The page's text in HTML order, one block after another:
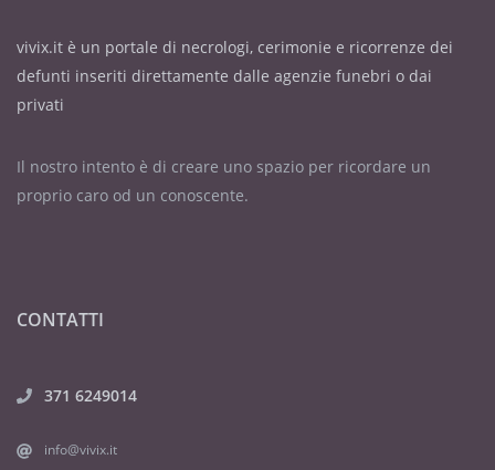
vivix.it è un portale di necrologi, cerimonie e ricorrenze dei
defunti inseriti direttamente dalle agenzie funebri o dai
privati
Il nostro intento è di creare uno spazio per ricordare un
proprio caro od un conoscente.
CONTATTI
371 6249014
info@vivix.it